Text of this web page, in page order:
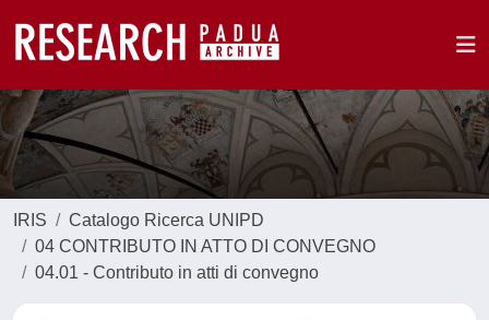
IRIS
Catalogo Ricerca UNIPD
04 CONTRIBUTO IN ATTO DI CONVEGNO
04.01 - Contributo in atti di convegno